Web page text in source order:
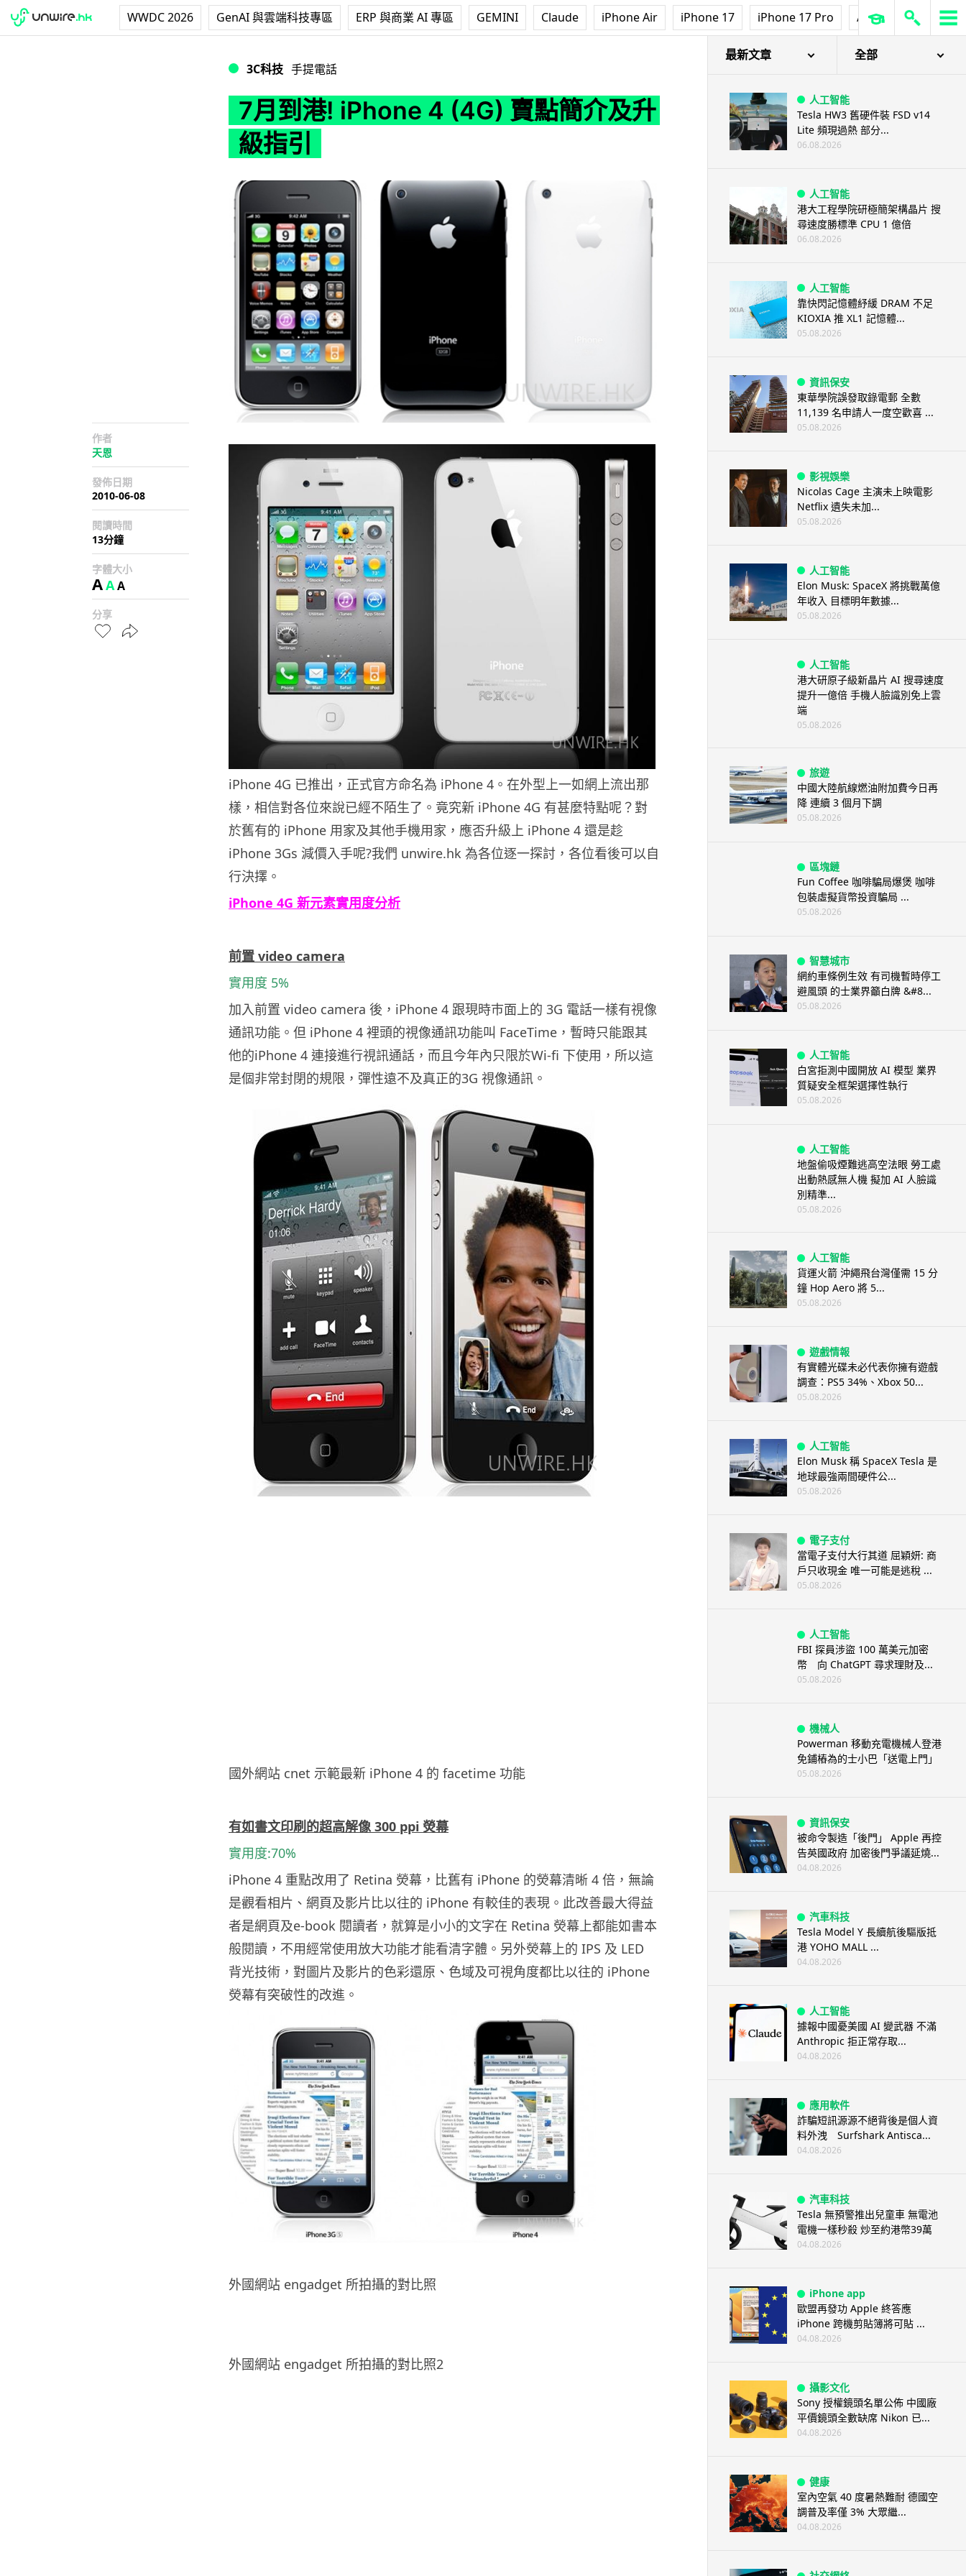
WWDC 2026 GenAI 與雲端科技專區 ERP 與商業 AI 專區 GEMINI Claude iPhone Air iPhone 17 iPhone 17 Pro AirPods Pro 3
3C科技 手提電話
7月到港! iPhone 4 (4G) 賣點簡介及升
級指引
作者
天恩
發佈日期
2010-06-08
閱讀時間
13分鐘
字體大小
AAA
分享
iPhone 4G 已推出，正式官方命名為 iPhone 4。在外型上一如網上流出那
樣，相信對各位來說已經不陌生了。竟究新 iPhone 4G 有甚麼特點呢？對
於舊有的 iPhone 用家及其他手機用家，應否升級上 iPhone 4 還是趁
iPhone 3Gs 減價入手呢?我們 unwire.hk 為各位逐一探討，各位看後可以自
行決擇。
iPhone 4G 新元素實用度分析
前置 video camera
實用度 5%
加入前置 video camera 後，iPhone 4 跟現時巿面上的 3G 電話一樣有視像
通訊功能。但 iPhone 4 裡頭的視像通訊功能叫 FaceTime，暫時只能跟其
他的iPhone 4 連接進行視訊通話，而且今年內只限於Wi-fi 下使用，所以這
是個非常封閉的規限，彈性遠不及真正的3G 視像通訊。
國外網站 cnet 示範最新 iPhone 4 的 facetime 功能
有如書文印刷的超高解像 300 ppi 熒幕
實用度:70%
iPhone 4 重點改用了 Retina 熒幕，比舊有 iPhone 的熒幕清晰 4 倍，無論
是觀看相片、網頁及影片比以往的 iPhone 有較佳的表現。此改善最大得益
者是網頁及e-book 閱讀者，就算是小小的文字在 Retina 熒幕上都能如書本
般閱讀，不用經常使用放大功能才能看清字體。另外熒幕上的 IPS 及 LED
背光技術，對圖片及影片的色彩還原、色域及可視角度都比以往的 iPhone
熒幕有突破性的改進。
外國網站 engadget 所拍攝的對比照
外國網站 engadget 所拍攝的對比照2
最新文章 全部
人工智能
Tesla HW3 舊硬件裝 FSD v14
Lite 頻現過熱 部分...
06.08.2026
人工智能
港大工程學院研極簡架構晶片 搜
尋速度勝標準 CPU 1 億倍
06.08.2026
人工智能
靠快閃記憶體紓緩 DRAM 不足
KIOXIA 推 XL1 記憶體...
05.08.2026
資訊保安
東華學院誤發取錄電郵 全數
11,139 名申請人一度空歡喜 ...
05.08.2026
影視娛樂
Nicolas Cage 主演未上映電影
Netflix 遺失未加...
05.08.2026
人工智能
Elon Musk: SpaceX 將挑戰萬億
年收入 目標明年數據...
05.08.2026
人工智能
港大研原子級新晶片 AI 搜尋速度
提升一億倍 手機人臉識別免上雲
端
05.08.2026
旅遊
中國大陸航線燃油附加費今日再
降 連續 3 個月下調
05.08.2026
區塊鏈
Fun Coffee 咖啡騙局爆煲 咖啡
包裝虛擬貨幣投資騙局 ...
05.08.2026
智慧城市
網約車條例生效 有司機暫時停工
避風頭 的士業界籲白牌 &#8...
05.08.2026
人工智能
白宮拒測中國開放 AI 模型 業界
質疑安全框架選擇性執行
05.08.2026
人工智能
地盤偷吸煙難逃高空法眼 勞工處
出動熱感無人機 擬加 AI 人臉識
別精準...
05.08.2026
人工智能
貨運火箭 沖繩飛台灣僅需 15 分
鐘 Hop Aero 將 5...
05.08.2026
遊戲情報
有實體光碟未必代表你擁有遊戲
調查：PS5 34%、Xbox 50...
05.08.2026
人工智能
Elon Musk 稱 SpaceX Tesla 是
地球最強兩間硬件公...
05.08.2026
電子支付
當電子支付大行其道 屈穎妍: 商
戶只收現金 唯一可能是逃稅 ...
05.08.2026
人工智能
FBI 探員涉盜 100 萬美元加密
幣 向 ChatGPT 尋求理財及...
05.08.2026
機械人
Powerman 移動充電機械人登港
免鋪樁為的士小巴「送電上門」
05.08.2026
資訊保安
被命令製造「後門」 Apple 再控
告英國政府 加密後門爭議延燒...
04.08.2026
汽車科技
Tesla Model Y 長續航後驅版抵
港 YOHO MALL ...
04.08.2026
人工智能
據報中國憂美國 AI 變武器 不滿
Anthropic 拒正常存取...
04.08.2026
應用軟件
詐騙短訊源源不絕背後是個人資
料外洩 Surfshark Antisca...
04.08.2026
汽車科技
Tesla 無預警推出兒童車 無電池
電機一樣秒殺 炒至約港幣39萬
04.08.2026
iPhone app
歐盟再發功 Apple 終答應
iPhone 跨機剪貼簿將可貼 ...
04.08.2026
攝影文化
Sony 授權鏡頭名單公佈 中國廠
平價鏡頭全數缺席 Nikon 已...
04.08.2026
健康
室內空氣 40 度暑熱難耐 德國空
調普及率僅 3% 大眾繼...
04.08.2026